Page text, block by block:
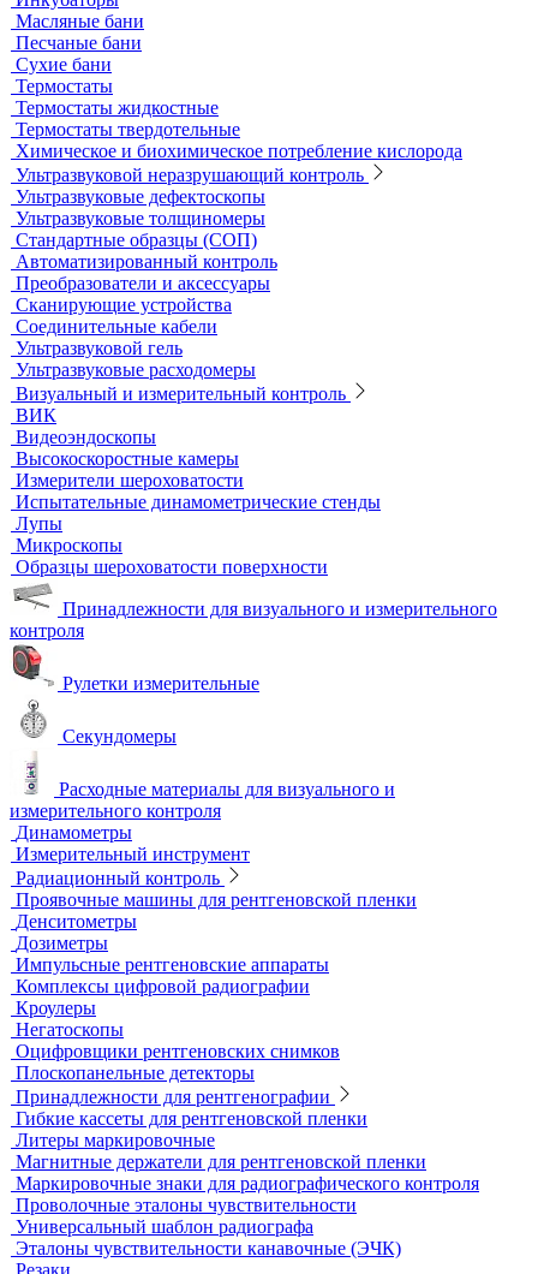
Сушильные шкафы и муфельные печи
Муфельные печи
Шкафы сушильные
Электропечи низкотемпературные
Термостаты, бани и инкубаторы
Бани
Бани серологические
Водяные бани
Инкубаторы
Масляные бани
Песчаные бани
Сухие бани
Термостаты
Термостаты жидкостные
Термостаты твердотельные
Химическое и биохимическое потребление кислорода
Ультразвуковой неразрушающий контроль
Ультразвуковые дефектоскопы
Ультразвуковые толщиномеры
Стандартные образцы (СОП)
Автоматизированный контроль
Преобразователи и аксессуары
Сканирующие устройства
Соединительные кабели
Ультразвуковой гель
Ультразвуковые расходомеры
Визуальный и измерительный контроль
ВИК
Видеоэндоскопы
Высокоскоростные камеры
Измерители шероховатости
Испытательные динамометрические стенды
Лупы
Микроскопы
Образцы шероховатости поверхности
Принадлежности для визуального и измерительного
контроля
Рулетки измерительные
Секундомеры
Расходные материалы для визуального и
измерительного контроля
Динамометры
Измерительный инструмент
Радиационный контроль
Проявочные машины для рентгеновской пленки
Денситометры
Дозиметры
Импульсные рентгеновские аппараты
Комплексы цифровой радиографии
Кроулеры
Негатоскопы
Оцифровщики рентгеновских снимков
Плоскопанельные детекторы